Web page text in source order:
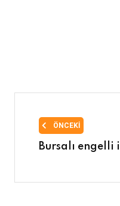
ÖNCEKI
Bursalı engelli